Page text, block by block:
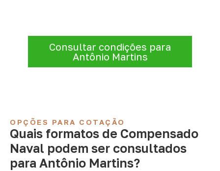
Consultar condições para
Antônio Martins
OPÇÕES PARA COTAÇÃO
Quais formatos de Compensado
Naval podem ser consultados
para Antônio Martins?